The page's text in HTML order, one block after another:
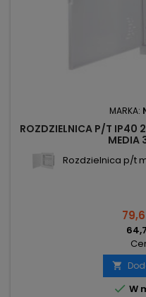
MARKA:
ROZDZIELNICA P/T IP40
MEDIA
Rozdzielnica p/t

 W